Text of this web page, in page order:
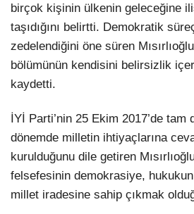
birçok kişinin ülkenin geleceğine
taşıdığını belirtti. Demokratik
zedelendiğini öne süren
bölümünün kendisini belirsizlik
kaydetti.
İYİ Parti’nin 25 Ekim 2017’de tam
dönemde milletin ihtiyaçlarına
kurulduğunu dile getiren
felsefesinin demokrasiye,
millet iradesine sahip çıkmak